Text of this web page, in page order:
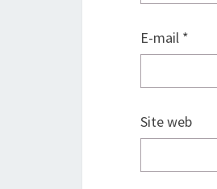
E-mail *
Site web